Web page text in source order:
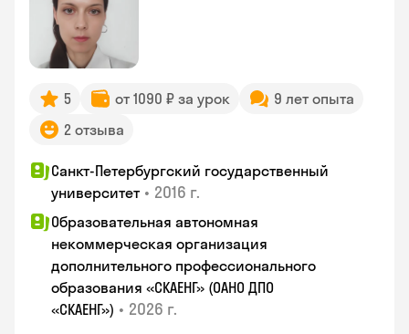
5 от 1090 ₽ за урок
9 лет опыта
2 отзыва
Санкт-Петербургский государственный
университет • 2016 г.
Образовательная автономная
некоммерческая организация
дополнительного профессионального
образования «СКАЕНГ» (ОАНО ДПО
«СКАЕНГ») • 2026 г.